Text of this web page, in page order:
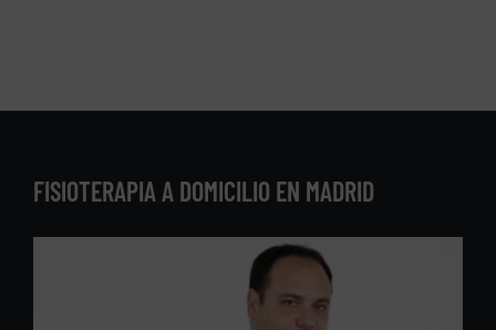
FISIOTERAPIA A DOMICILIO EN MADRID